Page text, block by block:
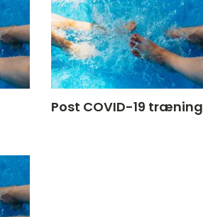
Post COVID-19 træning